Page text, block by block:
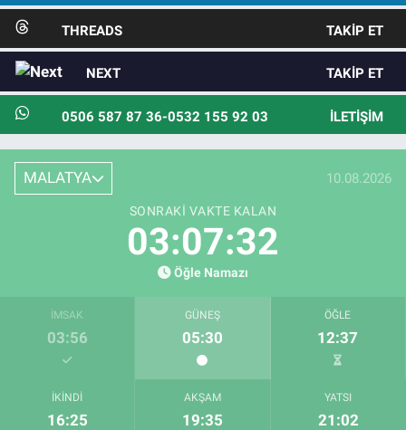
THREADS TAKIP ET
NEXT TAKIP ET
0506 587 87 36-0532 155 92 03 İLETIŞIM
MALATYA 10.08.2026
SONRAKI VAKTE KALAN
03:07:31
Öğle Namazı
İMSAK
03:56
GÜNEŞ
05:30
ÖĞLE
12:37
İKINDI
16:25
AKŞAM
19:35
YATSI
21:02